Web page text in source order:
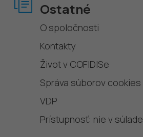
Ostatné
O spoločnosti
Kontakty
Život v COFIDISe
Správa súborov cookies
VDP
Prístupnosť: nie v súlade